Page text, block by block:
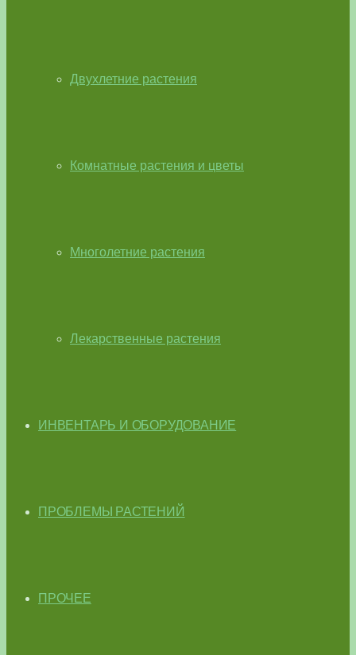
Двухлетние растения
Комнатные растения и цветы
Многолетние растения
Лекарственные растения
ИНВЕНТАРЬ И ОБОРУДОВАНИЕ
ПРОБЛЕМЫ РАСТЕНИЙ
ПРОЧЕЕ